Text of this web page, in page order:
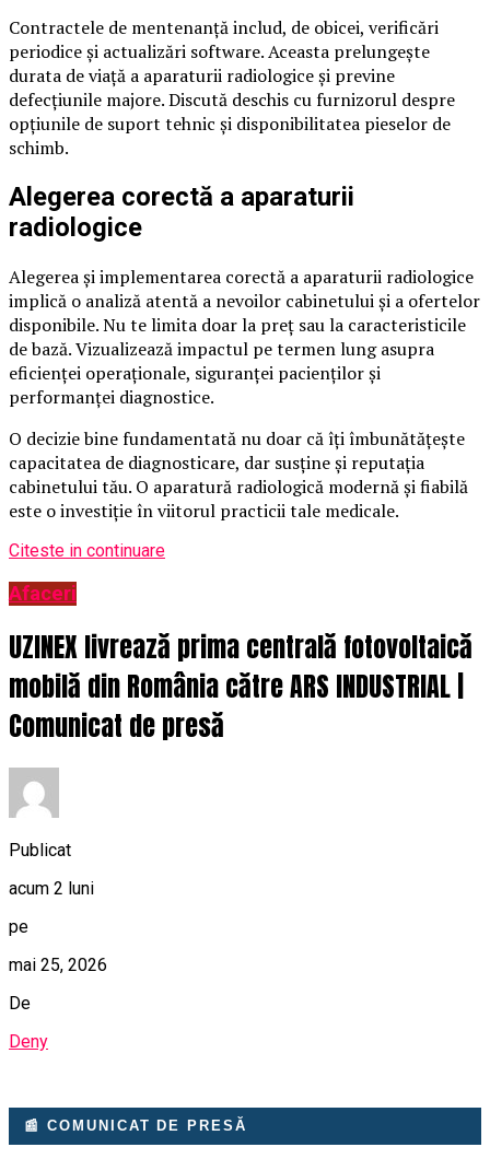
Contractele de mentenanță includ, de obicei, verificări
periodice și actualizări software. Aceasta prelungește
durata de viață a aparaturii radiologice și previne
defecțiunile majore. Discută deschis cu furnizorul despre
opțiunile de suport tehnic și disponibilitatea pieselor de
schimb.
Alegerea corectă a aparaturii
radiologice
Alegerea și implementarea corectă a aparaturii radiologice
implică o analiză atentă a nevoilor cabinetului și a ofertelor
disponibile. Nu te limita doar la preț sau la caracteristicile
de bază. Vizualizează impactul pe termen lung asupra
eficienței operaționale, siguranței pacienților și
performanței diagnostice.
O decizie bine fundamentată nu doar că îți îmbunătățește
capacitatea de diagnosticare, dar susține și reputația
cabinetului tău. O aparatură radiologică modernă și fiabilă
este o investiție în viitorul practicii tale medicale.
Citeste in continuare
Afaceri
UZINEX livrează prima centrală fotovoltaică
mobilă din România către ARS INDUSTRIAL |
Comunicat de presă
Publicat
acum 2 luni
pe
mai 25, 2026
De
Deny
📰 COMUNICAT DE PRESĂ